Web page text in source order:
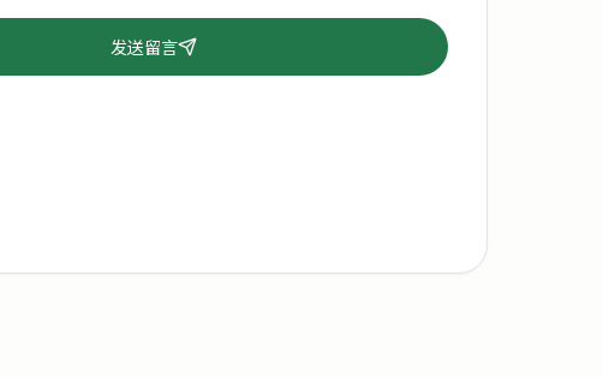
发送留言